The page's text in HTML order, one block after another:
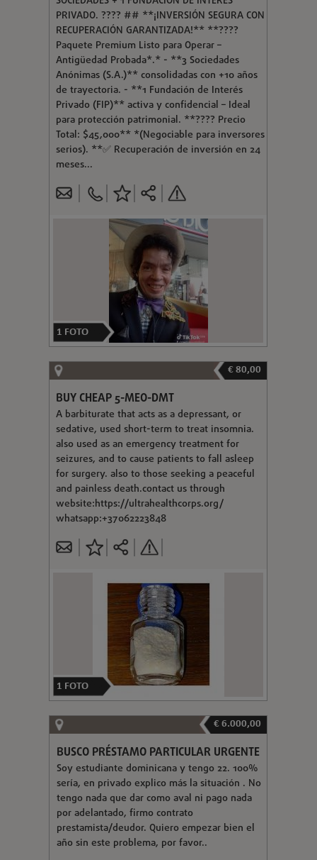
PRIVADO. ???? ## **¡INVERSIÓN SEGURA CON
RECUPERACIÓN GARANTIZADA!** **????
Paquete Premium Listo para Operar –
Antigüedad Probada*.* - **3 Sociedades
Anónimas (S.A.)** consolidadas con +10 años
de trayectoria. - **1 Fundación de Interés
Privado (FIP)** activa y confidencial – Ideal
para protección patrimonial. **???? Precio
Total: $45,000** *(Negociable para inversores
serios). **✅ Recuperación de inversión en 24
meses...
1 FOTO
€ 80,00
BUY CHEAP 5-MEO-DMT
A barbiturate that acts as a depressant, or
sedative, used short-term to treat insomnia.
also used as an emergency treatment for
seizures, and to cause patients to fall asleep
for surgery. also to those seeking a peaceful
and painless death.contact us through
website:https://ultrahealthcorps.org/
whatsapp:+37062223848
1 FOTO
€ 6.000,00
BUSCO PRÉSTAMO PARTICULAR URGENTE
Soy estudiante dominicana y tengo 22. 100%
sería, en privado explico más la situación . No
tengo nada que dar como aval ni pago nada
por adelantado, firmo contrato
prestamista/deudor. Quiero empezar bien el
año sin este problema, por favor..